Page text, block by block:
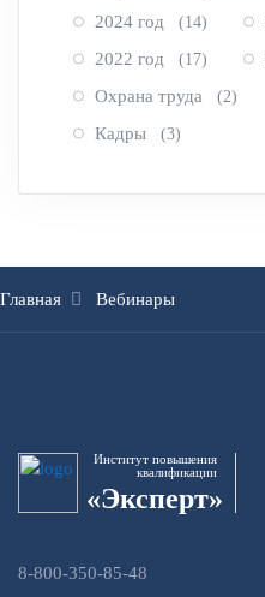
2024 год (14)
2022 год (17)
Охрана труда (2)
Кадры (3)
Главная Вебинары
Институт повышения
квалификации
«Эксперт»
8-800-350-85-48